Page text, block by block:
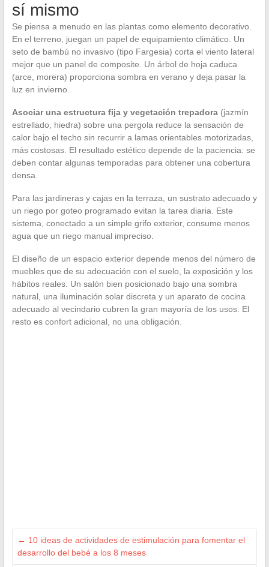
sí mismo
Se piensa a menudo en las plantas como elemento decorativo.
En el terreno, juegan un papel de equipamiento climático. Un
seto de bambú no invasivo (tipo Fargesia) corta el viento lateral
mejor que un panel de composite. Un árbol de hoja caduca
(arce, morera) proporciona sombra en verano y deja pasar la
luz en invierno.
Asociar una estructura fija y vegetación trepadora(jazmín
estrellado, hiedra) sobre una pergola reduce la sensación de
calor bajo el techo sin recurrir a lamas orientables motorizadas,
más costosas. El resultado estético depende de la paciencia: se
deben contar algunas temporadas para obtener una cobertura
densa.
Para las jardineras y cajas en la terraza, un sustrato adecuado y
un riego por goteo programado evitan la tarea diaria. Este
sistema, conectado a un simple grifo exterior, consume menos
agua que un riego manual impreciso.
El diseño de un espacio exterior depende menos del número de
muebles que de su adecuación con el suelo, la exposición y los
hábitos reales. Un salón bien posicionado bajo una sombra
natural, una iluminación solar discreta y un aparato de cocina
adecuado al vecindario cubren la gran mayoría de los usos. El
resto es confort adicional, no una obligación.
← 10 ideas de actividades de estimulación para fomentar el
desarrollo del bebé a los 8 meses